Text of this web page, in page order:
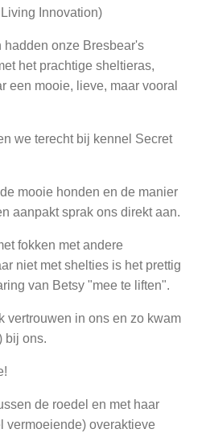
Innovation)
hadden onze Bresbear's
het prachtige sheltieras,
een mooie, lieve, maar vooral
we terecht bij kennel Secret
mooie honden en de manier
aanpakt sprak ons direkt aan.
fokken met andere
niet met shelties is het prettig
van Betsy "mee te liften".
vertrouwen in ons en zo kwam
bij ons.
de roedel en met haar
vermoeiende) overaktieve